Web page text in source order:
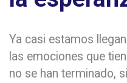
Ya casi estamos
las emociones que
no se han terminado,